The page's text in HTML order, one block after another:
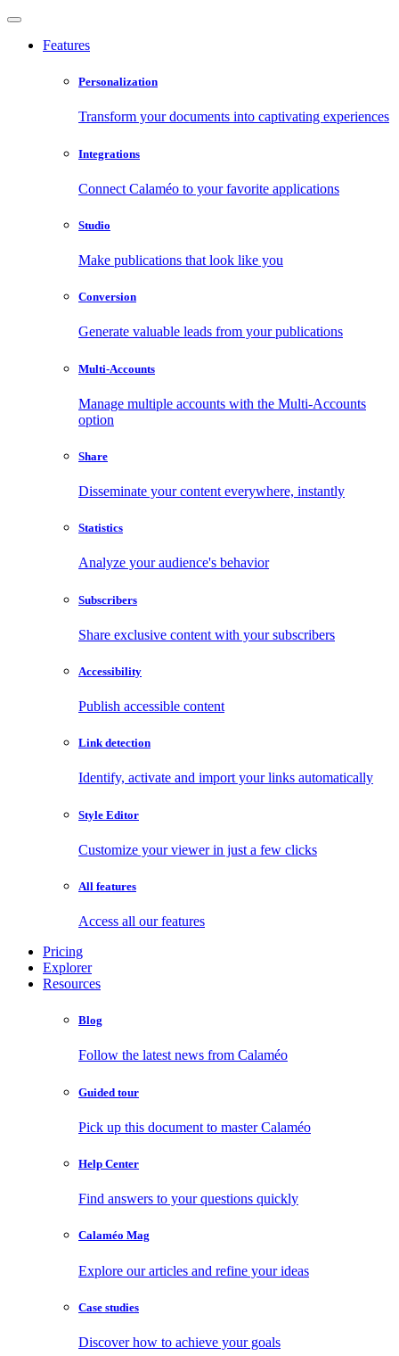
Features
Personalization
Transform your documents into captivating experiences
Integrations
Connect Calaméo to your favorite applications
Studio
Make publications that look like you
Conversion
Generate valuable leads from your publications
Multi-Accounts
Manage multiple accounts with the Multi-Accounts
option
Share
Disseminate your content everywhere, instantly
Statistics
Analyze your audience's behavior
Subscribers
Share exclusive content with your subscribers
Accessibility
Publish accessible content
Link detection
Identify, activate and import your links automatically
Style Editor
Customize your viewer in just a few clicks
All features
Access all our features
Pricing
Explorer
Resources
Blog
Follow the latest news from Calaméo
Guided tour
Pick up this document to master Calaméo
Help Center
Find answers to your questions quickly
Calaméo Mag
Explore our articles and refine your ideas
Case studies
Discover how to achieve your goals